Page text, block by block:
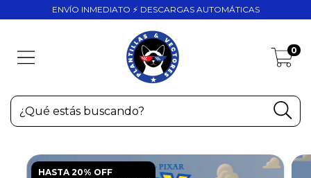
ENVÍO INMEDIATO ⚡ DESCARGAS AUTOMÁTICAS
0
HASTA 20% OFF